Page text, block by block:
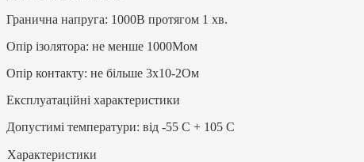
Гранична напруга: 1000В протягом 1 хв.
Опір ізолятора: не менше 1000Мом
Опір контакту: не більше 3x10-2Ом
Експлуатаційні характеристики
Допустимі температури: від -55 С + 105 C
Характеристики